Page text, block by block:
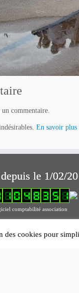
commentaire.
En savoir plus
le 1/02/
comptabilité association
cookies pour